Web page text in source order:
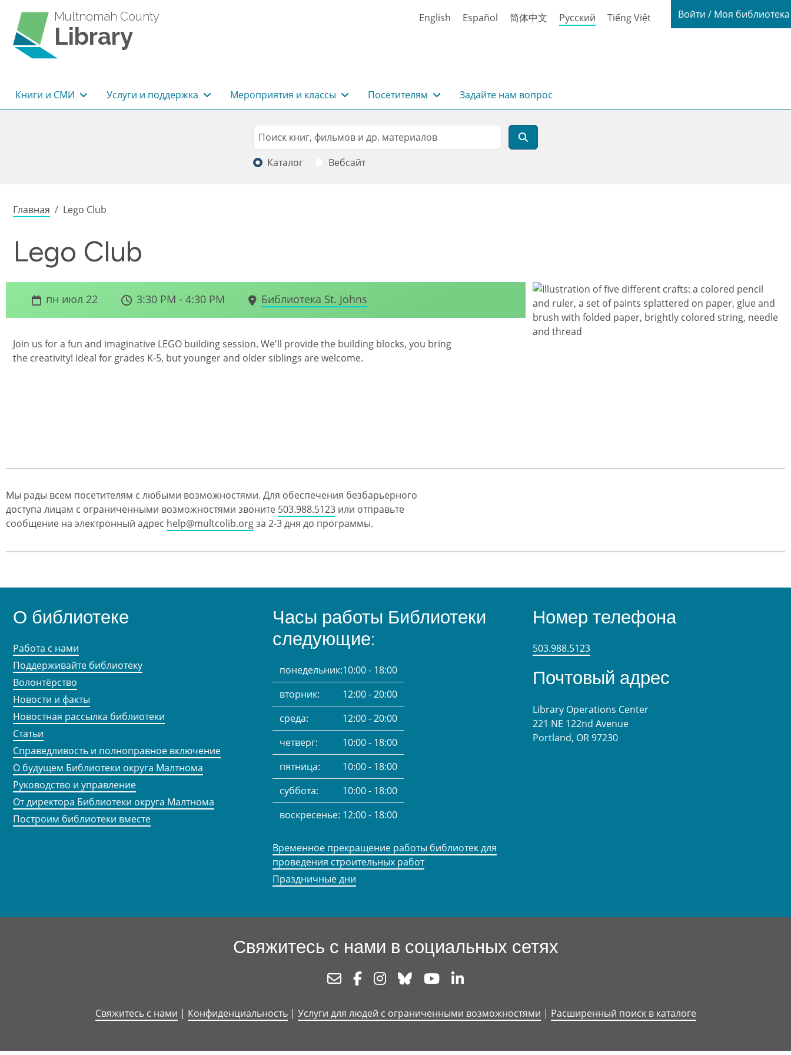
Multnomah County
Library
English Español 简体中文 Русский Tiếng Việt Login / My
Войти / Моя
Основная навигация
Книги и СМИ Услуги и поддержка Мероприятия и классы Посетителям Задайте нам вопрос
Search
Поиск
Каталог Вебсайт
Строка навигации
Главная Lego Club
Lego Club
пн июл 22 3:30 PM - 4:30 PM Библиотека St. Johns
Join us for a fun and imaginative LEGO building session. We'll provide the building blocks, you bring
the creativity! Ideal for grades K-5, but younger and older siblings are welcome.
Мы рады всем посетителям с любыми возможностями. Для обеспечения безбарьерного
доступа лицам с ограниченными возможностями звоните 503.988.5123 или отправьте
сообщение на электронный адрес help@multcolib.orgза 2-3 дня до программы.
О библиотеке
Работа с нами
Поддерживайте библиотеку
Волонтёрство
Новости и факты
Новостная рассылка библиотеки
Статьи
Справедливость и полноправное включение
О будущем Библиотеки округа Малтнома
Руководство и управление
От директора Библиотеки округа Малтнома
Построим библиотеки вместе
Часы работы Библиотеки
следующие:
понедельник:10:00 - 18:00
вторник:
12:00 - 20:00
среда:
12:00 - 20:00
четверг:
10:00 - 18:00
пятница:
10:00 - 18:00
суббота:
10:00 - 18:00
воскресенье: 12:00 - 18:00
Временное прекращение работы библиотек для
проведения строительных работ
Праздничные дни
Номер телефона
503.988.5123
Почтовый адрес
Library Operations Center
221 NE 122nd Avenue
Portland, OR 97230
Свяжитесь с нами в социальных сетях
NewsletterFacebookInstagram
Bluesky Youtube
Свяжитесь с нами | Конфиденциальность| Услуги для людей с ограниченными возможностями | Расширенный поиск в каталоге